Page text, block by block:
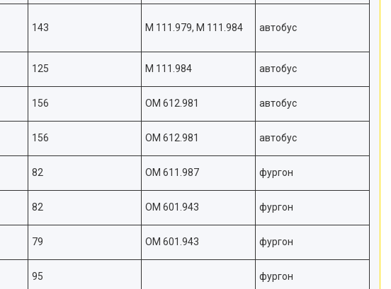
143 M 111.979, M 111.984 автобус
125 M 111.984 автобус
156 OM 612.981 автобус
156 OM 612.981 автобус
82 OM 611.987 фургон
82 OM 601.943 фургон
79 OM 601.943 фургон
95 фургон